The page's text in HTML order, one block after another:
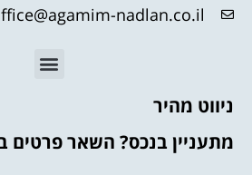
nadlan.co.il
ניווט מהיר
מתעניין בנכס? השאר פרטים